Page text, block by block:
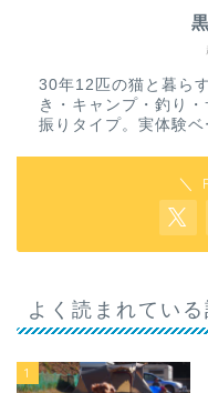
30年12匹の猫と暮ら
き・キャンプ・釣り
振りタイプ。実体験ベ
＼
よく読まれてい
1